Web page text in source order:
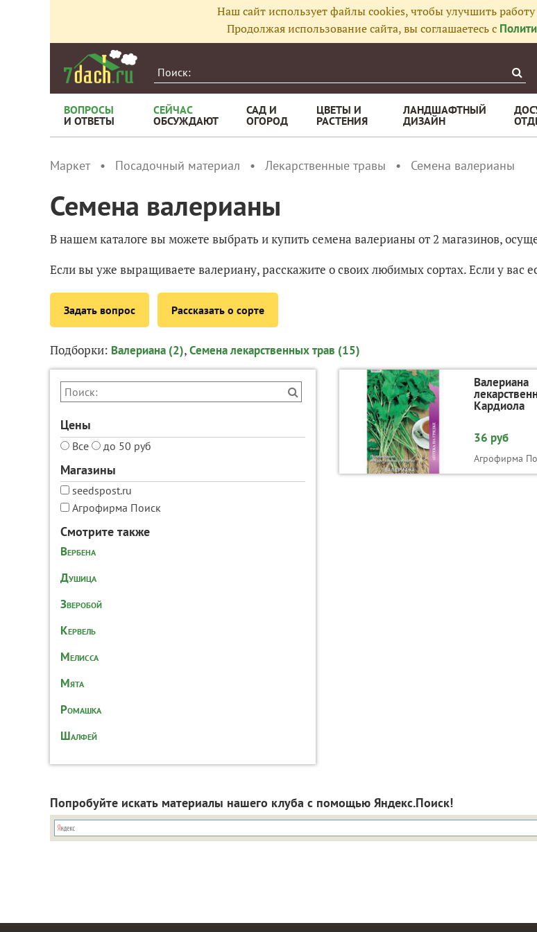
Наш сайт использует файлы cookies, чтобы улучшить
Продолжая использование сайта, вы соглашаетесь с
ВОПРОСЫ
И ОТВЕТЫ
СЕЙЧАС
ОБСУЖДАЮТ
САД И
ОГОРОД
ЦВЕТЫ И
РАСТЕНИЯ
ЛАНДШАФТНЫЙ
ДИЗАЙН
Маркет Посадочный материал Лекарственные травы Семена валерианы
Семена валерианы
В нашем каталоге вы можете выбрать и купить семена валерианы от 2 магазинов,
Если вы уже выращиваете валериану, расскажите о своих любимых сортах. Если у вас
Задать вопрос Рассказать о сорте
Подборки: Валериана (2),Семена лекарственных трав (15)
Цены
Все до 50 руб
Магазины
seedspost.ru
Агрофирма Поиск
Смотрите также
Вербена
Душица
Зверобой
Кервель
Мелисса
Мята
Ромашка
Шалфей
Валериана
Кардиола
36 руб
Агрофирма
Попробуйте искать материалы нашего клуба с помощью Яндекс.Поиск!